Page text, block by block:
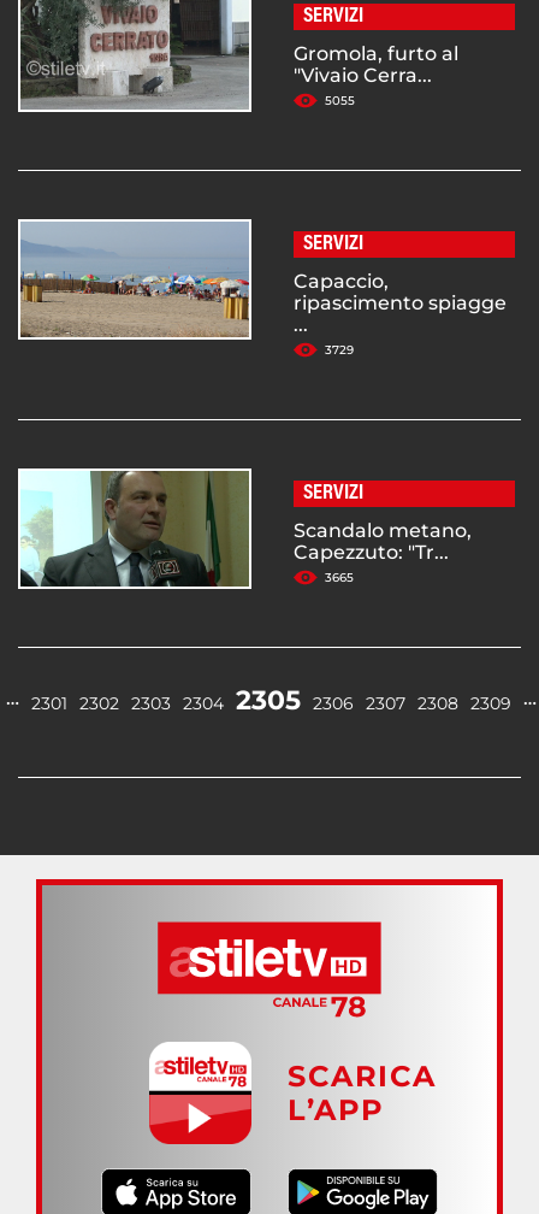
SERVIZI
Gromola, furto al
"Vivaio Cerra...
5055
SERVIZI
Capaccio,
ripascimento spiagge
...
3729
SERVIZI
Scandalo metano,
Capezzuto: "Tr...
3665
… 2301 2302 2303 2304 2305 2306 2307 2308 2309 …
SCARICA
L’APP